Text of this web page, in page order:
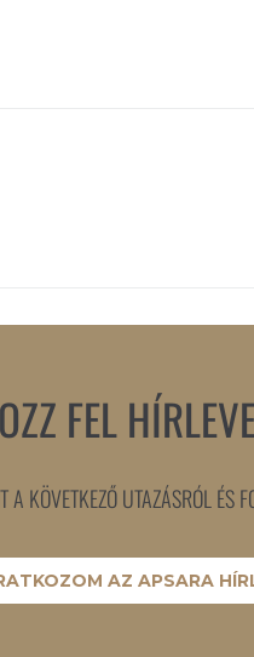
FEL
A KÖVETKEZŐ UTAZÁSRÓL ÉS
AZ APSARA